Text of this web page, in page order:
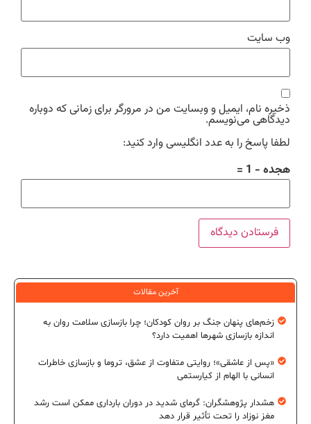
وب‌ سایت
ذخیره نام، ایمیل و وبسایت من در مرورگر برای زمانی که دوباره
دیدگاهی می‌نویسم.
لطفا پاسخ را به عدد انگلیسی وارد کنید:
هجده − 1 =
آخرین مقالات
زخم‌های پنهان جنگ بر روان کودکان؛ چرا بازسازی سلامت روان به
اندازه بازسازی شهرها اهمیت دارد؟
«پس از عاشقی»؛ روایتی متفاوت از عشق، تروما و بازسازی خاطرات
انسانی با الهام از کیارستمی
هشدار پژوهشگران: گرمای شدید در دوران بارداری ممکن است رشد
مغز نوزاد را تحت تأثیر قرار دهد